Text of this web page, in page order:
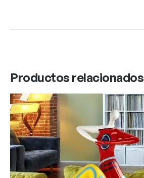
Productos relacionados